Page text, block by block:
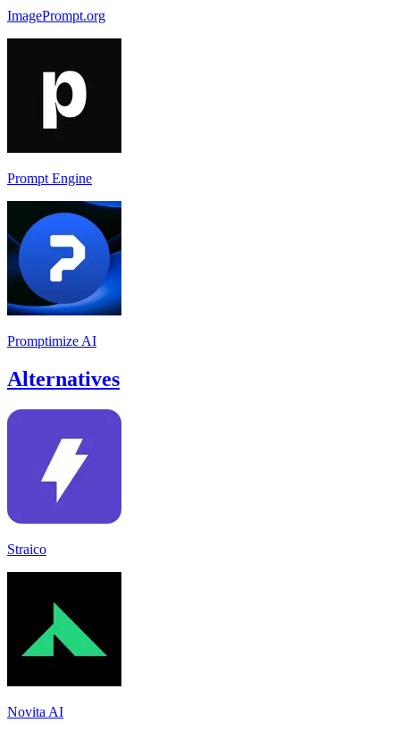
ImagePrompt.org
Prompt Engine
Promptimize AI
Alternatives
Straico
Novita AI